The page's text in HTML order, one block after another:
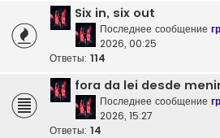
Six in, six out
Последнее сообщение
2026, 00:25
Ответы: 114
fora da lei desde
Последнее сообщение
2026, 15:27
Ответы: 14